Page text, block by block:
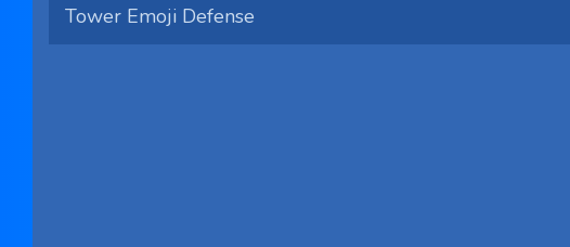
Tower Emoji Defense